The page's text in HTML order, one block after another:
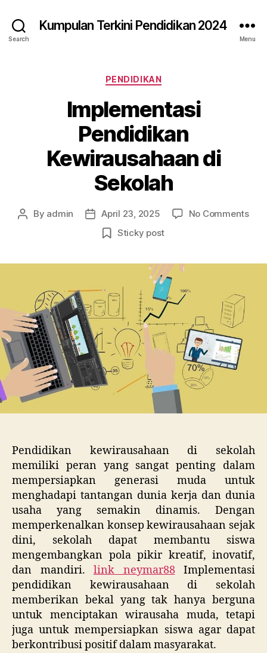
Search
Kumpulan Terkini Pendidikan 2024
Menu
Categories
PENDIDIKAN
Implementasi
Pendidikan
Kewirausahaan di
Sekolah
Post
By admin
Post
date
April 23, 2025 No Commentson
di
Sticky post
Pendidikan kewirausahaan di sekolah
memiliki peran yang sangat penting dalam
mempersiapkan generasi muda untuk
menghadapi tantangan dunia kerja dan dunia
usaha yang semakin dinamis. Dengan
memperkenalkan konsep kewirausahaan sejak
dini, sekolah dapat membantu siswa
mengembangkan pola pikir kreatif, inovatif,
dan mandiri. link neymar88Implementasi
pendidikan kewirausahaan di sekolah
memberikan bekal yang tak hanya berguna
untuk menciptakan wirausaha muda, tetapi
juga untuk mempersiapkan siswa agar dapat
berkontribusi positif dalam masyarakat.